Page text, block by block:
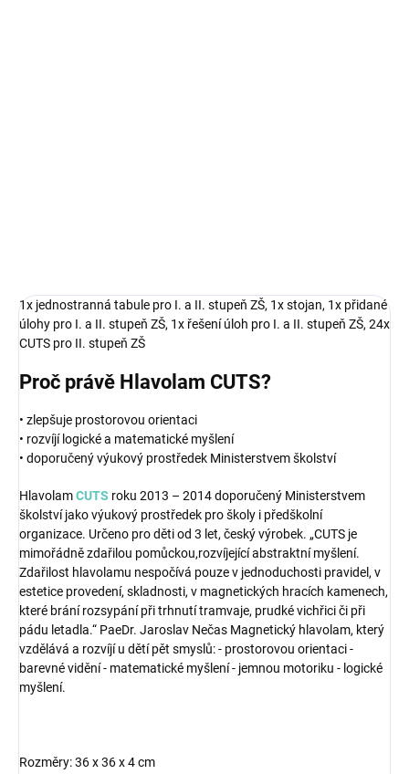
1x jednostranná tabule pro I. a II. stupeň ZŠ, 1x stojan, 1x přidané
úlohy pro I. a II. stupeň ZŠ, 1x řešení úloh pro I. a II. stupeň ZŠ, 24x
CUTS pro II. stupeň ZŠ
Proč právě Hlavolam CUTS?
• zlepšuje prostorovou orientaci
• rozvíjí logické a matematické myšlení
• doporučený výukový prostředek Ministerstvem školství
HlavolamCUTS roku 2013 – 2014 doporučený Ministerstvem
školství jako výukový prostředek pro školy i předškolní
organizace. Určeno pro děti od 3 let, český výrobek. „CUTS je
mimořádně zdařilou pomůckou,rozvíjející abstraktní myšlení.
Zdařilost hlavolamu nespočívá pouze v jednoduchosti pravidel, v
estetice provedení, skladnosti, v magnetických hracích kamenech,
které brání rozsypání při trhnutí tramvaje, prudké vichřici či při
pádu letadla.“ PaeDr. Jaroslav Nečas Magnetický hlavolam, který
vzdělává a rozvíjí u dětí pět smyslů: - prostorovou orientaci -
barevné vidění - matematické myšlení - jemnou motoriku - logické
myšlení.
Rozměry: 36 x 36 x 4 cm